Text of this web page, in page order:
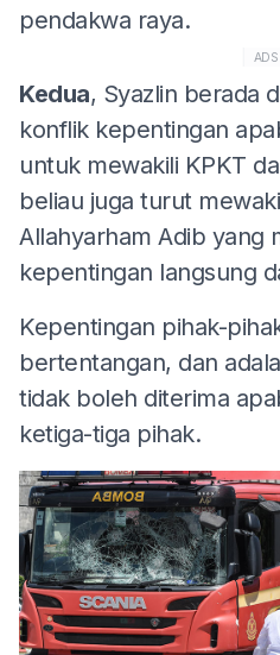
pendakwa raya.
ADS
Kedua, Syazlin berada
konflik kepentingan
untuk mewakili KPKT
beliau juga turut
Allahyarham Adib yang
kepentingan langsung
Kepentingan pihak-
bertentangan, dan
tidak boleh diterima
ketiga-tiga pihak.